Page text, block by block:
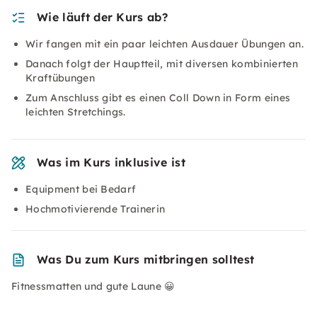
Wie läuft der Kurs ab?
Wir fangen mit ein paar leichten Ausdauer Übungen an.
Danach folgt der Hauptteil, mit diversen kombinierten
Kraftübungen
Zum Anschluss gibt es einen Coll Down in Form eines
leichten Stretchings.
Was im Kurs inklusive ist
Equipment bei Bedarf
Hochmotivierende Trainerin
Was Du zum Kurs mitbringen solltest
Fitnessmatten und gute Laune 😀